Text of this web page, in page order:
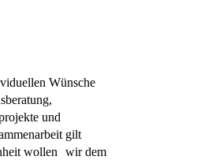
Wünsche
und
gilt
wollen wir dem